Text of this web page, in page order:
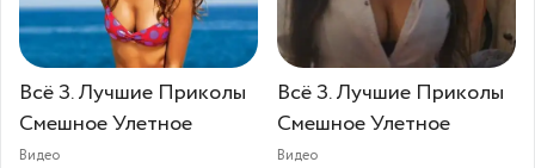
Всё З. Лучшие Приколы
Смешное Улетное
Видео
Всё З. Лучшие Приколы
Смешное Улетное
Видео